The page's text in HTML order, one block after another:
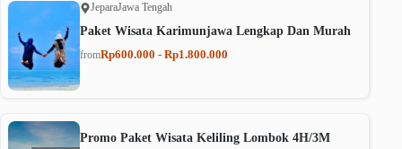
JeparaJawa Tengah
Paket Wisata Karimunjawa Lengkap Dan Murah
fromRp600.000 - Rp1.800.000
Promo Paket Wisata Keliling Lombok 4H/3M